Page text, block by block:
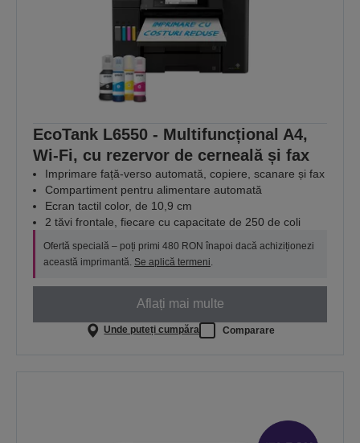
EcoTank L6550 - Multifuncțional A4,
Wi-Fi, cu rezervor de cerneală și fax
Imprimare față-verso automată, copiere, scanare și fax
Compartiment pentru alimentare automată
Ecran tactil color, de 10,9 cm
2 tăvi frontale, fiecare cu capacitate de 250 de coli
Ofertă specială – poți primi 480 RON înapoi dacă achiziționezi
această imprimantă. Se aplică termeni.
Aflați mai multe
Unde puteți cumpăra Comparare